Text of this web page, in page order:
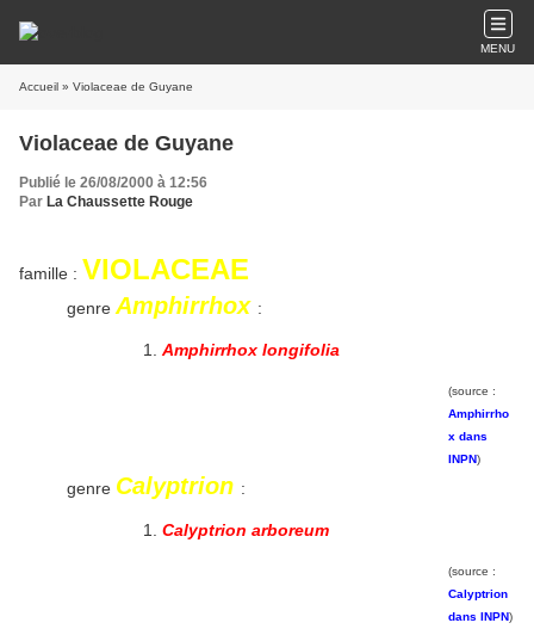
MENU
Accueil » Violaceae de Guyane
Violaceae de Guyane
Publié le 26/08/2000 à 12:56
Par La Chaussette Rouge
famille : VIOLACEAE
genre Amphirrhox :
Amphirrhox longifolia
(source :
Amphirrho
x dans
INPN)
genre Calyptrion :
Calyptrion arboreum
(source :
Calyptrion
dans INPN)